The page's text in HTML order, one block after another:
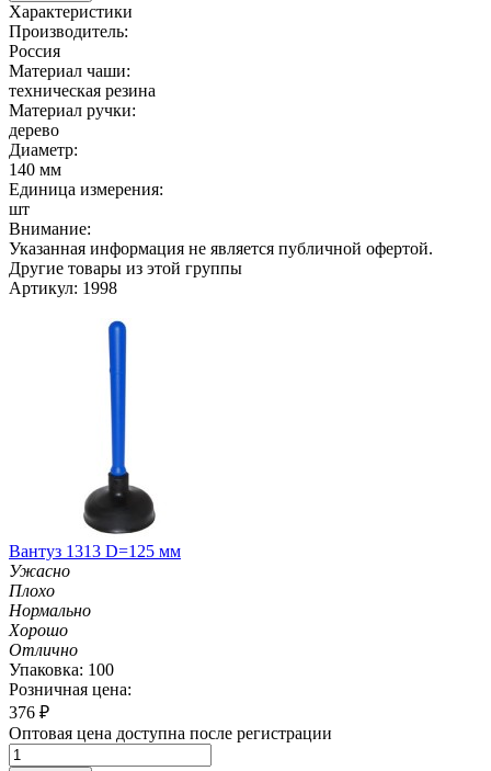
Характеристики
Производитель:
Россия
Материал чаши:
техническая резина
Материал ручки:
дерево
Диаметр:
140 мм
Единица измерения:
шт
Внимание:
Указанная информация не является публичной офертой.
Другие товары из этой группы
Артикул: 1998
Вантуз 1313 D=125 мм
Ужасно
Плохо
Нормально
Хорошо
Отлично
Упаковка: 100
Розничная цена:
376 ₽
Оптовая цена доступна после регистрации